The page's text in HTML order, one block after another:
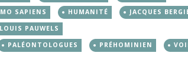
SAPIENS HUMANITÉ
JACQUES
LOUIS PAUWELS
PALÉONTOLOGUES PRÉHOMINIEN